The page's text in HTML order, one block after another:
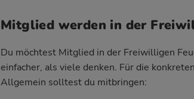
Mitglied werden in der
Du möchtest Mitglied in der Freiwilligen
einfacher, als viele denken. Für die
Allgemein solltest du mitbringen: